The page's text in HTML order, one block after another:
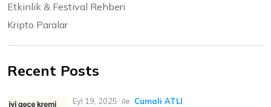
Etkinlik & Festival Rehberi
Kripto Paralar
Recent Posts
Eyl 19, 2025 ile Cumali ATLI